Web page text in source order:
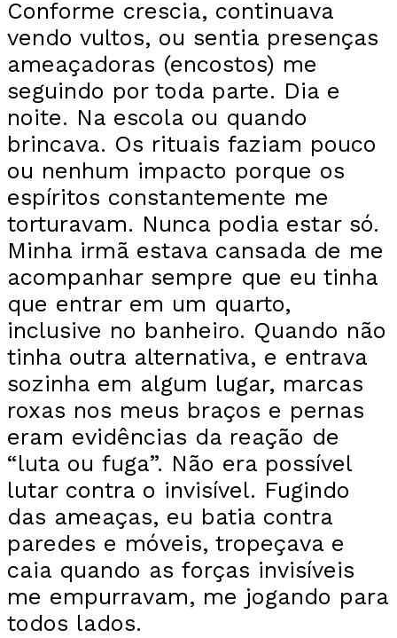
Conforme crescia, continuava
vendo vultos, ou sentia presenças
ameaçadoras (encostos) me
seguindo por toda parte. Dia e
noite. Na escola ou quando
brincava. Os rituais faziam pouco
ou nenhum impacto porque os
espíritos constantemente me
torturavam. Nunca podia estar só.
Minha irmã estava cansada de me
acompanhar sempre que eu tinha
que entrar em um quarto,
inclusive no banheiro. Quando não
tinha outra alternativa, e entrava
sozinha em algum lugar, marcas
roxas nos meus braços e pernas
eram evidências da reação de
“luta ou fuga”. Não era possível
lutar contra o invisível. Fugindo
das ameaças, eu batia contra
paredes e móveis, tropeçava e
caia quando as forças invisíveis
me empurravam, me jogando para
todos lados.